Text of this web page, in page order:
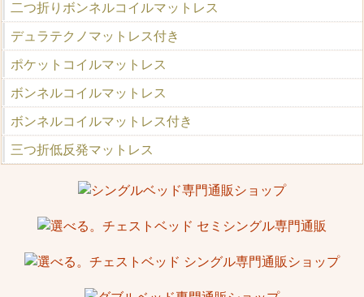
二つ折りボンネルコイルマットレス
デュラテクノマットレス付き
ポケットコイルマットレス
ボンネルコイルマットレス
ボンネルコイルマットレス付き
三つ折低反発マットレス